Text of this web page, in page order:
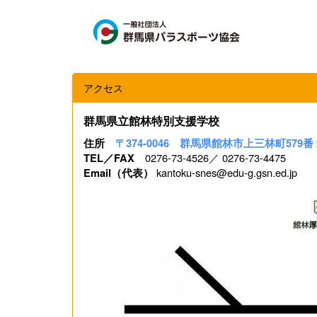
アクセス
群馬県立館林特別支援学校
住所 〒374-0046 群馬県館林市上三林町579番
TEL／FAX 0276-73-4526／ 0276-73-4475
Email（代表）
kantoku-snes@edu-g.gsn.ed.jp